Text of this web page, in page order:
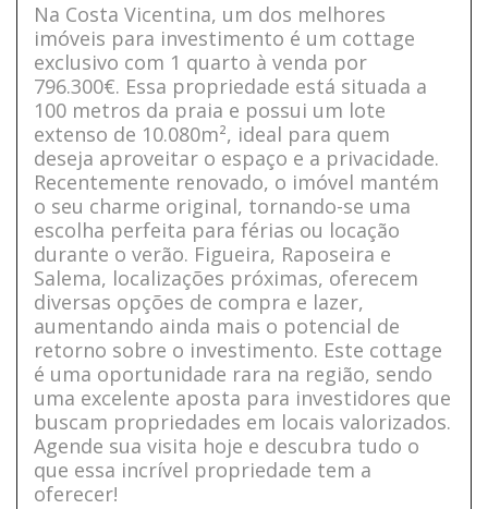
Na Costa Vicentina, um dos melhores
imóveis para investimento é um cottage
exclusivo com 1 quarto à venda por
796.300€. Essa propriedade está situada a
100 metros da praia e possui um lote
extenso de 10.080m², ideal para quem
deseja aproveitar o espaço e a privacidade.
Recentemente renovado, o imóvel mantém
o seu charme original, tornando-se uma
escolha perfeita para férias ou locação
durante o verão. Figueira, Raposeira e
Salema, localizações próximas, oferecem
diversas opções de compra e lazer,
aumentando ainda mais o potencial de
retorno sobre o investimento. Este cottage
é uma oportunidade rara na região, sendo
uma excelente aposta para investidores que
buscam propriedades em locais valorizados.
Agende sua visita hoje e descubra tudo o
que essa incrível propriedade tem a
oferecer!